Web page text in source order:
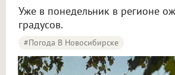
Уже в понедельник в регионе
градусов.
#Погода В Новосибирске